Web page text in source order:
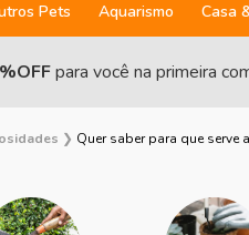
Pets Aquarismo Casa
para você na primeira
❯ Quer saber para que serve